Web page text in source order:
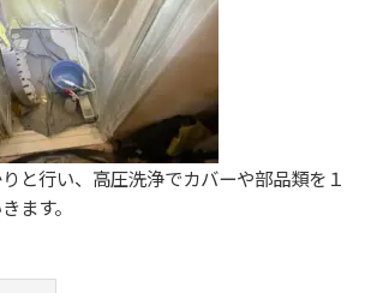
と行い、高圧洗浄でカバーや部品類を１
ます。